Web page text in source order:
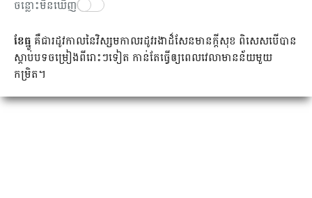
ចន្លោះមិនឃើញ
ខែធ្នូ គឺជារដូវកាលនៃវិស្សមកាលរដូវរងាដ៏សែនមានក្ដីសុខ ពិសេសបើបាន​
ស្ដាប់បទចម្រៀងពីរោះៗទៀត កាន់តែធ្វើឲ្យពេលវេលា​មានន័យមួយ
កម្រិត។